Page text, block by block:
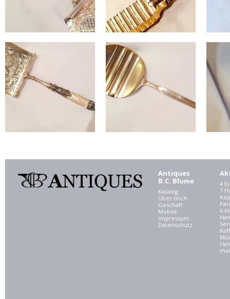
Antiques
B.C. Blume
Katalog
Über mich
Geschäft
Mobile
Impressum
Datenschutz
4
7
6